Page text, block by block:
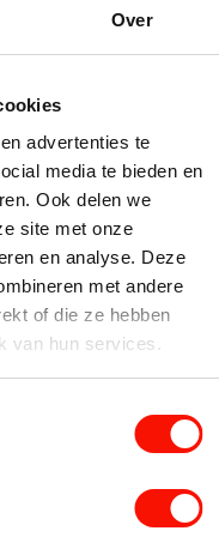
Over
advertenties te
media te bieden en
Ook delen we
site met onze
en analyse. Deze
met andere
of die ze hebben
van hun services.
IP65 aantal
zwart
lantaarn zwart